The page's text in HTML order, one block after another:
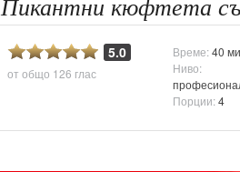
Пикантни кюфтета
5.0
от общо 126 глас
Време:40
Ниво:
Порции:4